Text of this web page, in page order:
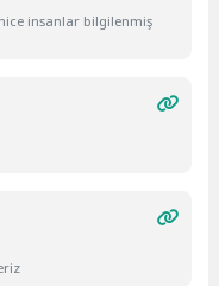
nice insanlar bilgilenmiş